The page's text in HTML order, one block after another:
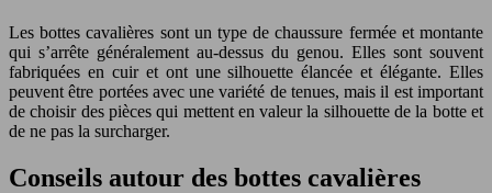
Les bottes cavalières sont un type de chaussure fermée et montante
qui s’arrête généralement au-dessus du genou. Elles sont souvent
fabriquées en cuir et ont une silhouette élancée et élégante. Elles
peuvent être portées avec une variété de tenues, mais il est important
de choisir des pièces qui mettent en valeur la silhouette de la botte et
de ne pas la surcharger.
Conseils autour des bottes cavalières